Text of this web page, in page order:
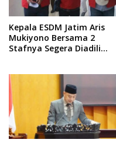
Kepala ESDM Jatim Aris
Mukiyono Bersama 2
Stafnya Segera Diadili